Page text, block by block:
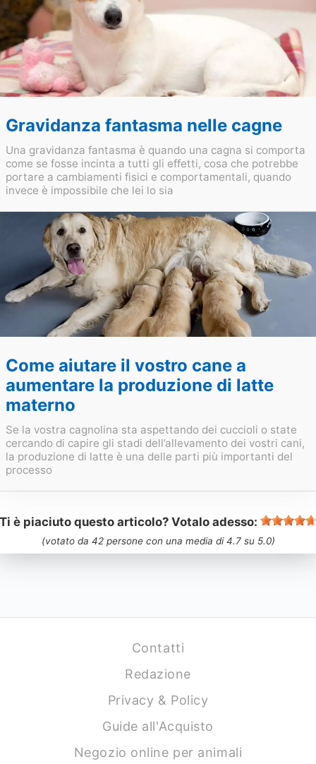
Gravidanza fantasma nelle cagne
Una gravidanza fantasma è quando una cagna si comporta
come se fosse incinta a tutti gli effetti, cosa che potrebbe
portare a cambiamenti fisici e comportamentali, quando
invece è impossibile che lei lo sia
Come aiutare il vostro cane a
aumentare la produzione di latte
materno
Se la vostra cagnolina sta aspettando dei cuccioli o state
cercando di capire gli stadi dell’allevamento dei vostri cani,
la produzione di latte è una delle parti più importanti del
processo
Ti è piaciuto questo articolo? Votalo adesso:
(votato da 42persone con una media di4.7su 5.0)
Contatti
Redazione
Privacy & Policy
Guide all'Acquisto
Negozio online per animali